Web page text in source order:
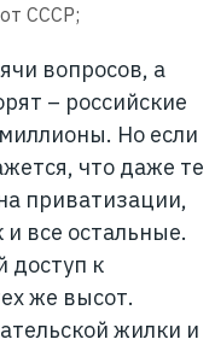
СССР;
вопросов, а
– российские
Но если
что даже те
приватизации,
все остальные.
к
же высот.
жилки и